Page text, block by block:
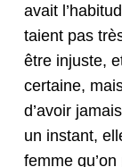
avait
taient pas
être injuste,
cer­taine,
d’avoir
un instant,
femme